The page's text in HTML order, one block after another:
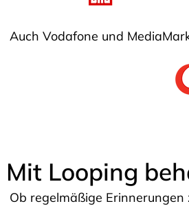
Auch Vodafone und
Mit Looping
Ob regelmäßige